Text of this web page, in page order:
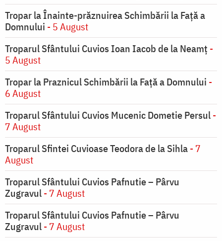
Tropar la Înainte-prăznuirea Schimbării la Faţă a
Domnului - 5 August
Troparul Sfântului Cuvios Ioan Iacob de la Neamț -
5 August
Tropar la Praznicul Schimbării la Faţă a Domnului -
6 August
Troparul Sfântului Cuvios Mucenic Dometie Persul-
7 August
Troparul Sfintei Cuvioase Teodora de la Sihla- 7
August
Troparul Sfântului Cuvios Pafnutie – Pârvu
Zugravul- 7 August
Troparul Sfântului Cuvios Pafnutie – Pârvu
Zugravul- 7 August